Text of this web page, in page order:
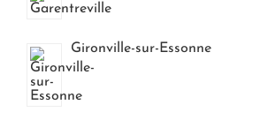
Gironville-sur-Essonne